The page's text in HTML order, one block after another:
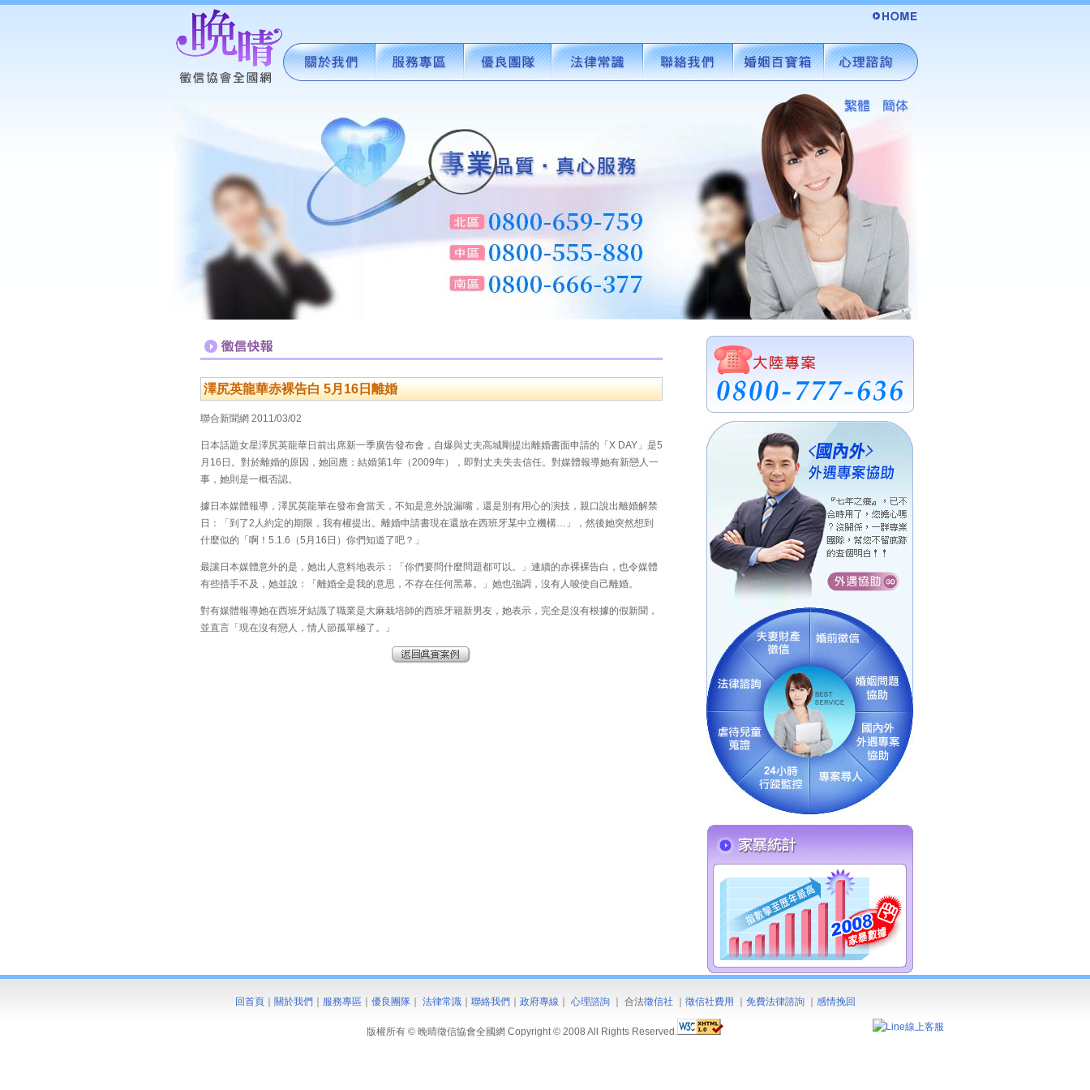
澤尻英龍華赤裸告白 5月16日離婚
聯合新聞網 2011/03/02
日本話題女星澤尻英龍華日前出席新一季廣告發布會，自爆與丈夫高城剛提出離婚書面申請的「X DAY」是5
月16日。對於離婚的原因，她回應：結婚第1年（2009年），即對丈夫失去信任。對媒體報導她有新戀人一
事，她則是一概否認。
據日本媒體報導，澤尻英龍華在發布會當天，不知是意外說漏嘴，還是別有用心的演技，親口說出離婚解禁
日：「到了2人約定的期限，我有權提出。離婚申請書現在還放在西班牙某中立機構…」，然後她突然想到
什麼似的「啊！5.1.6（5月16日）你們知道了吧？」
最讓日本媒體意外的是，她出人意料地表示：「你們要問什麼問題都可以。」連續的赤裸裸告白，也令媒體
有些措手不及，她並說：「離婚全是我的意思，不存在任何黑幕。」她也強調，沒有人唆使自己離婚。
對有媒體報導她在西班牙結識了職業是大麻栽培師的西班牙籍新男友，她表示，完全是沒有根據的假新聞，
並直言「現在沒有戀人，情人節孤單極了。」
回首頁｜ 關於我們 服務專區 優良團隊｜ 法律常識｜ 聯絡我們 政府專線 心理諮詢 ｜ 合法徵信社 徵信社費用 免費法律諮詢｜ 感情挽回
版權所有 © 晚晴徵信協會全國網 Copyright © 2008 All Rights Reserved.